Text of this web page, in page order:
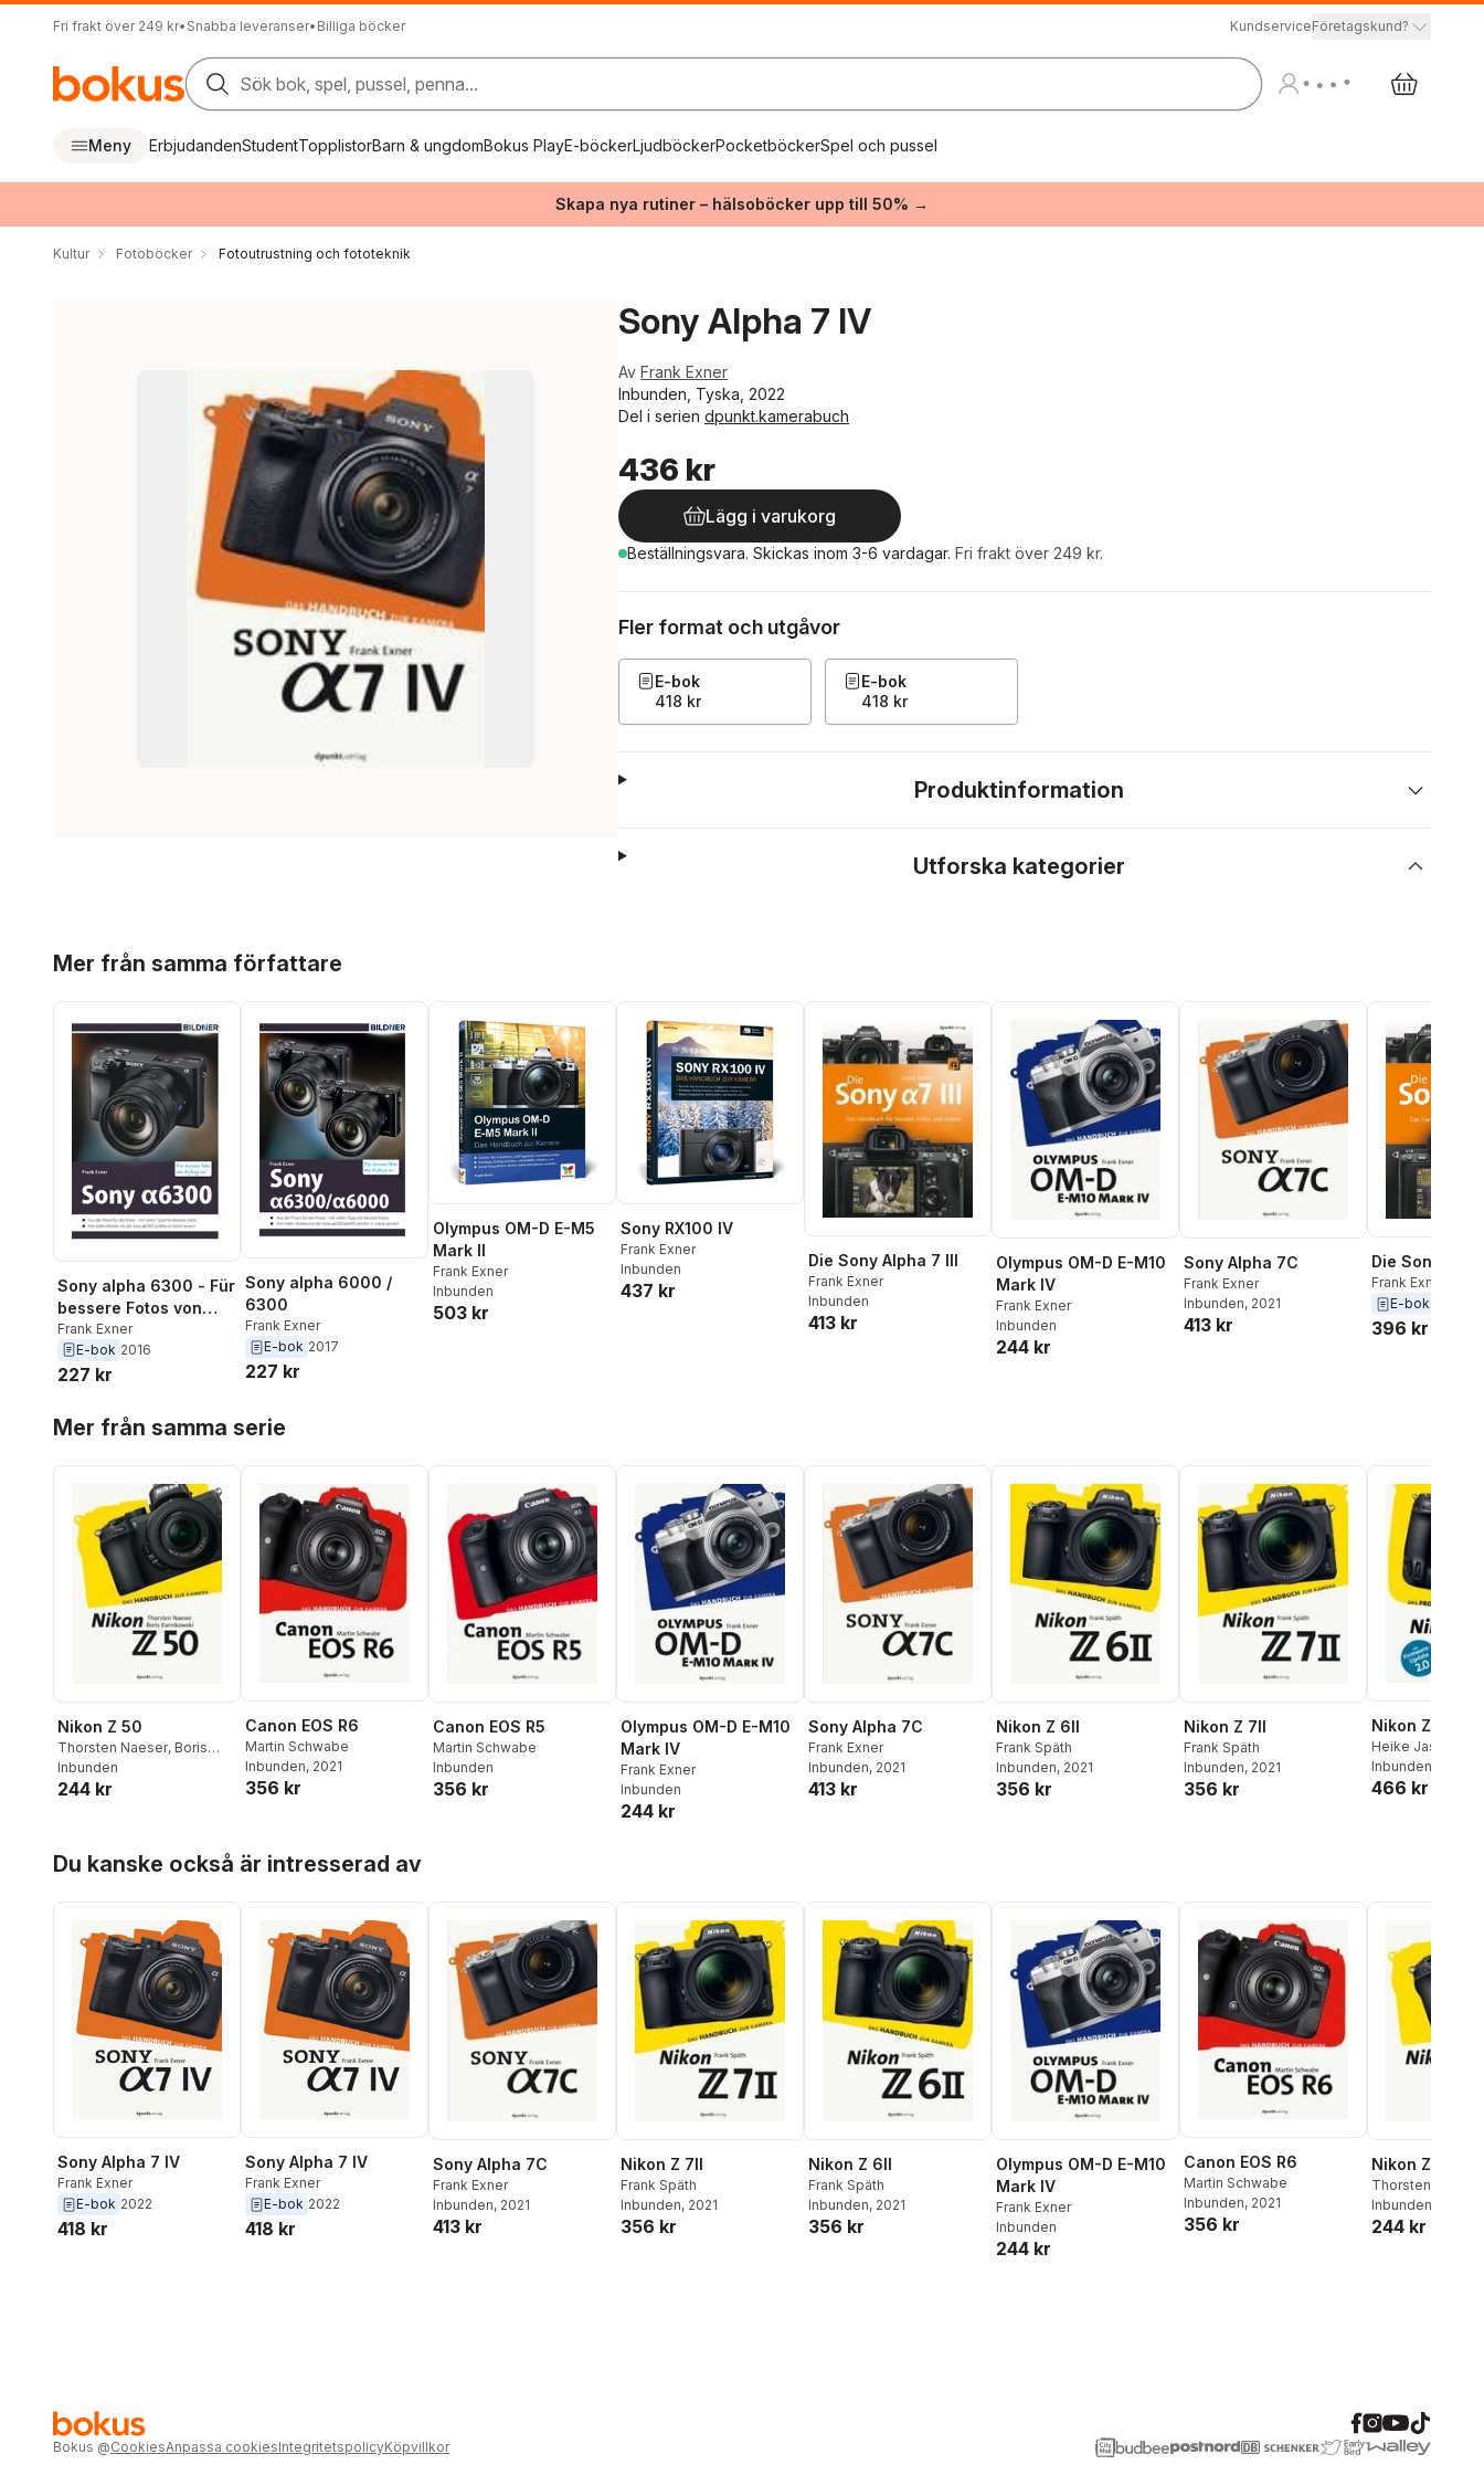
Fri frakt över 249 kr• Snabba leveranser• Billiga böcker KundserviceFöretagskund?
Sök bok, spel, pussel, penna...
Meny ErbjudandenStudentTopplistorBarn & ungdomBokus PlayE-böckerLjudböckerPocketböckerSpel och pussel
Skapa nya rutiner – hälsoböcker upp till 50% →
Kultur Fotoböcker Fotoutrustning och fototeknik
Sony Alpha 7 IV
Av Frank Exner
Inbunden, Tyska, 2022
Del i serien dpunkt.kamerabuch
436 kr
Lägg i varukorg
Beställningsvara. Skickas inom 3-6 vardagar. Fri frakt över 249 kr.
Fler format och utgåvor
E-bok
418 kr
E-bok
418 kr
Produktinformation
Utforska kategorier
Mer från samma författare
Sony alpha 6300 - Für
bessere Fotos von
Anfang an!
Frank Exner
E-bok 2016
227 kr
Sony alpha 6000 /
6300
Frank Exner
E-bok 2017
227 kr
Olympus OM-D E-M5
Mark II
Frank Exner
Inbunden
503 kr
Sony RX100 IV
Frank Exner
Inbunden
437 kr
Die Sony Alpha 7 III
Frank Exner
Inbunden
413 kr
Olympus OM-D E-M10
Mark IV
Frank Exner
Inbunden
244 kr
Sony Alpha 7C
Frank Exner
Inbunden, 2021
413 kr
Die Sony
Frank Exner
E-bok
396 kr
Mer från samma serie
Nikon Z 50
Thorsten Naeser, Boris
Karnikowski
Inbunden
244 kr
Canon EOS R6
Martin Schwabe
Inbunden, 2021
356 kr
Canon EOS R5
Martin Schwabe
Inbunden
356 kr
Olympus OM-D E-M10
Mark IV
Frank Exner
Inbunden
244 kr
Sony Alpha 7C
Frank Exner
Inbunden, 2021
413 kr
Nikon Z 6II
Frank Späth
Inbunden, 2021
356 kr
Nikon Z 7II
Frank Späth
Inbunden, 2021
356 kr
Nikon Z 9
Heike Jasper
Inbunden
466 kr
Du kanske också är intresserad av
Sony Alpha 7 IV
Frank Exner
E-bok 2022
418 kr
Sony Alpha 7 IV
Frank Exner
E-bok 2022
418 kr
Sony Alpha 7C
Frank Exner
Inbunden, 2021
413 kr
Nikon Z 7II
Frank Späth
Inbunden, 2021
356 kr
Nikon Z 6II
Frank Späth
Inbunden, 2021
356 kr
Olympus OM-D E-M10
Mark IV
Frank Exner
Inbunden
244 kr
Canon EOS R6
Martin Schwabe
Inbunden, 2021
356 kr
Nikon Z 50
Thorsten Naeser
Karnikowski
Inbunden
244 kr
Bokus @CookiesAnpassa cookiesIntegritetspolicyKöpvillkor